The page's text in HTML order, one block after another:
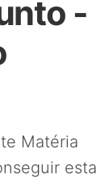
-
Matéria
esta